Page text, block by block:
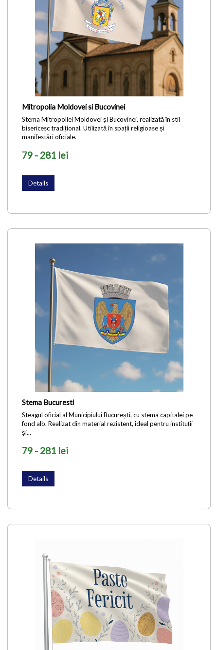
Mitropolia Moldovei si Bucovinei
Stema Mitropoliei Moldovei și Bucovinei, realizată în stil
bisericesc tradițional. Utilizată în spații religioase și
manifestări oficiale.
79 - 281 lei
Details
Stema Bucuresti
Steagul oficial al Municipiului București, cu stema capitalei pe
fond alb. Realizat din material rezistent, ideal pentru instituții
și...
79 - 281 lei
Details